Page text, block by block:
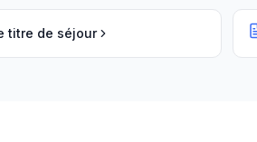
titre de séjour